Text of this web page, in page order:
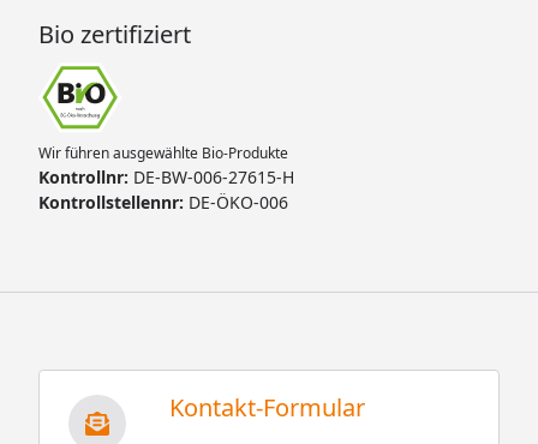
Bio zertifiziert
Wir führen ausgewählte Bio-Produkte
Kontrollnr: DE-BW-006-27615-H
Kontrollstellennr: DE-ÖKO-006
Kontakt-Formular